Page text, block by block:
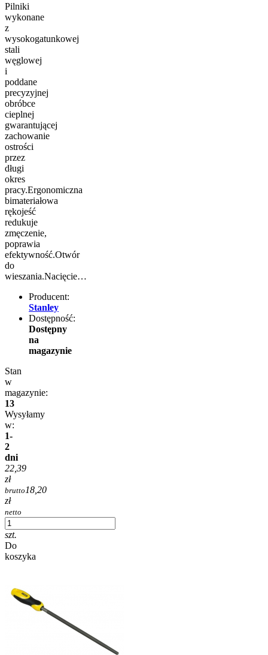
Pilniki
wykonane
z
wysokogatunkowej
stali
węglowej
i
poddane
precyzyjnej
obróbce
cieplnej
gwarantującej
zachowanie
ostrości
przez
długi
okres
pracy.Ergonomiczna
bimateriałowa
rękojeść
redukuje
zmęczenie,
poprawia
efektywność.Otwór
do
wieszania.Nacięcie…
Producent:
Stanley
Dostępność:
Dostępny
na
magazynie
Stan
w
magazynie:
13
Wysyłamy
w:
1-
2
dni
22,39
zł
brutto 18,20
zł
netto
szt.
Do
koszyka